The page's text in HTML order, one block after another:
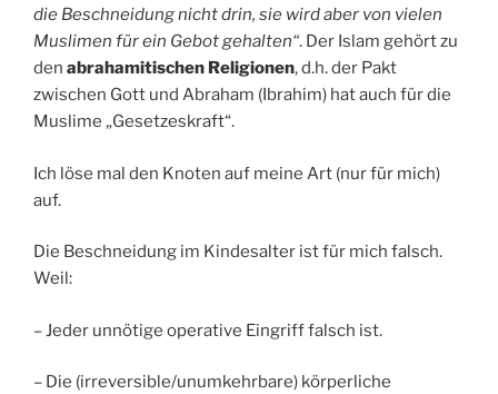
die Beschneidung nicht drin, sie wird aber von vielen
Muslimen für ein Gebot gehalten“. Der Islam gehört zu
den abrahamitischen Religionen, d.h. der Pakt
zwischen Gott und Abraham (Ibrahim) hat auch für die
Muslime „Gesetzeskraft“.
Ich löse mal den Knoten auf meine Art (nur für mich)
auf.
Die Beschneidung im Kindesalter ist für mich falsch.
Weil:
– Jeder unnötige operative Eingriff falsch ist.
– Die (irreversible/unumkehrbare) körperliche